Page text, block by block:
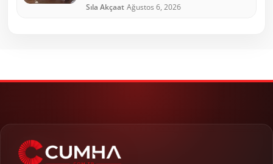
Sıla Akçaat Ağustos 6, 2026